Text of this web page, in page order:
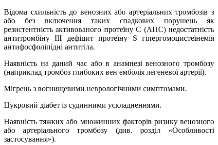
Відома схильність до венозних або артеріальних тромбозів з
або без включення таких спадкових порушень як
резистентність активованого протеїну С (АПС) недостатність
антитромбіну ІІІ дефіцит протеїну S гіпергомоцистеїнемія
антифосфоліпідні антитіла.
Наявність на даний час або в анамнезі венозного тромбозу
(наприклад тромбоз глибоких вен емболія легеневої артерії).
Мігрень з вогнищевими неврологічними симптомами.
Цукровий діабет із судинними ускладненнями.
Наявність тяжких або множинних факторів ризику венозного
або артеріального тромбозу (див. розділ «Особливості
застосування»).